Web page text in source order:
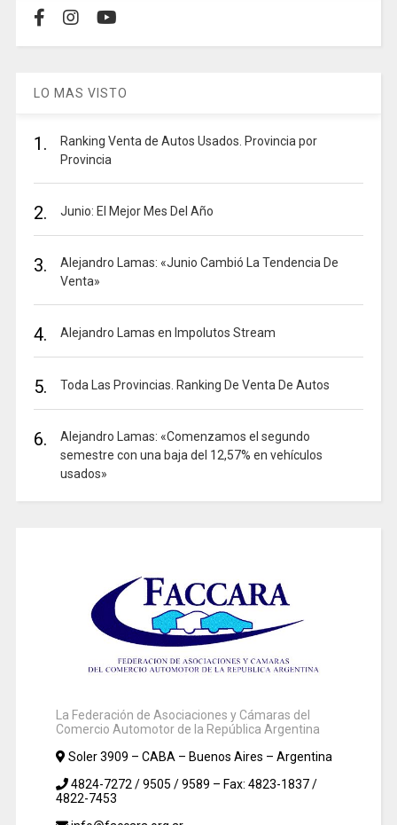
LO MAS VISTO
1.
Ranking Venta de Autos Usados. Provincia por
Provincia
2. Junio: El Mejor Mes Del Año
3.
Alejandro Lamas: «Junio Cambió La Tendencia De
Venta»
4. Alejandro Lamas en Impolutos Stream
5. Toda Las Provincias. Ranking De Venta De Autos
6.
Alejandro Lamas: «Comenzamos el segundo
semestre con una baja del 12,57% en vehículos
usados»
La Federación de Asociaciones y Cámaras del
Comercio Automotor de la República Argentina
Soler 3909 – CABA – Buenos Aires – Argentina
4824-7272 / 9505 / 9589 – Fax: 4823-1837 /
4822-7453